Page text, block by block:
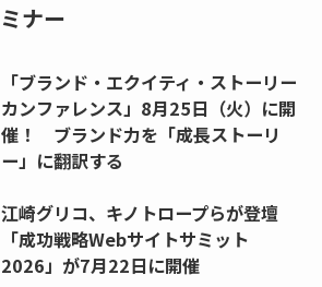
ナー
「ブランド・エクイティ・ストーリー
カンファレンス」8月25日（火）に開
催！ ブランド力を「成長ストーリ
ー」に翻訳する
江崎グリコ、キノトロープらが登壇
「成功戦略Webサイトサミット
2026」が7月22日に開催